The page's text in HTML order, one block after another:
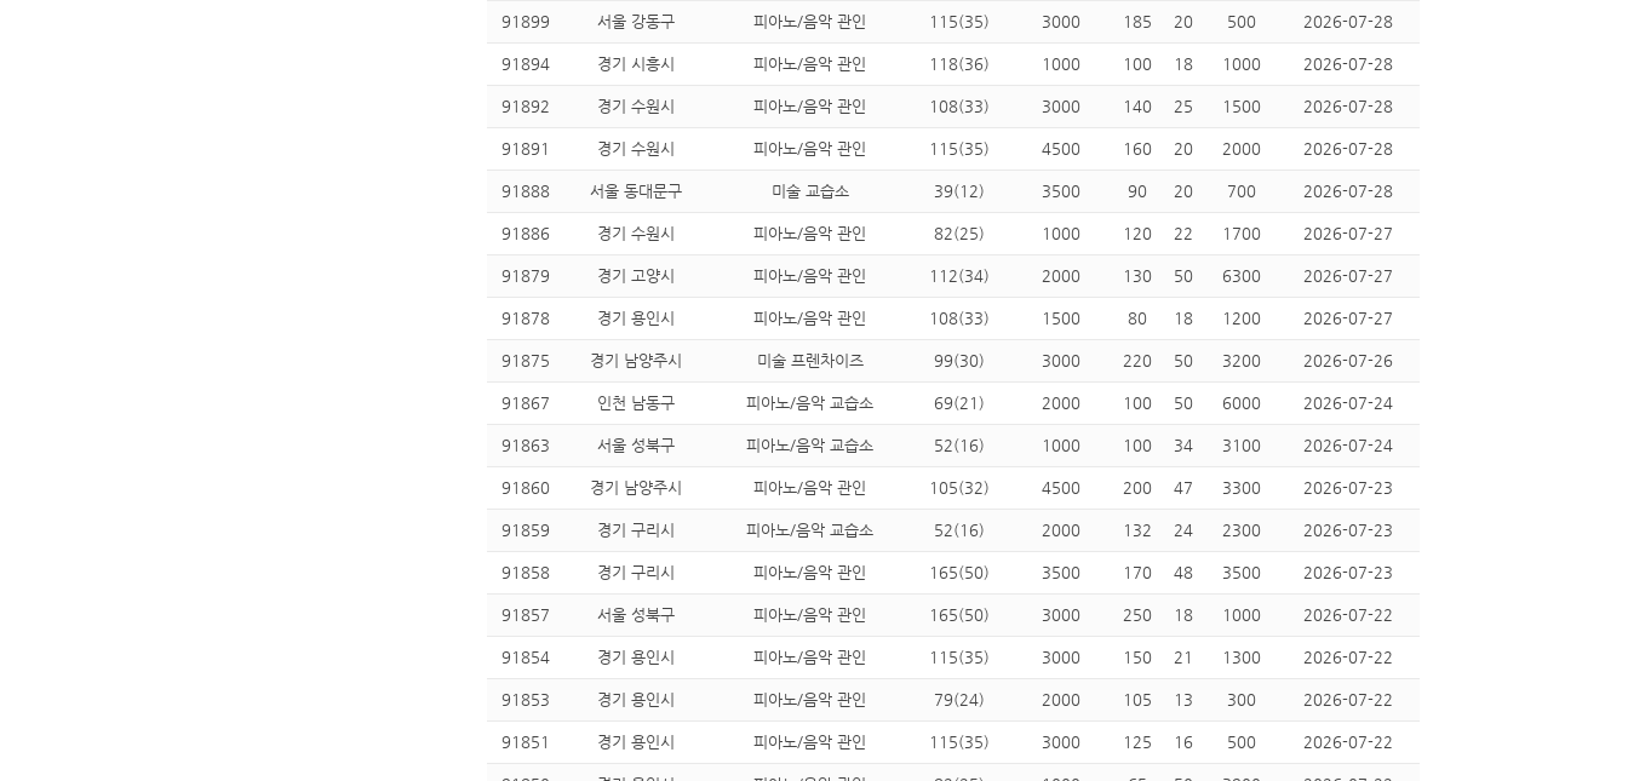
91899 서울 강동구 피아노/음악 관인 115(35) 3000 185 20 500 2026-07-28
91894 경기 시흥시 피아노/음악 관인 118(36) 1000 100 18 1000 2026-07-28
91892 경기 수원시 피아노/음악 관인 108(33) 3000 140 25 1500 2026-07-28
91891 경기 수원시 피아노/음악 관인 115(35) 4500 160 20 2000 2026-07-28
91888 서울 동대문구 미술 교습소 39(12) 3500 90 20 700 2026-07-28
91886 경기 수원시 피아노/음악 관인 82(25) 1000 120 22 1700 2026-07-27
91879 경기 고양시 피아노/음악 관인 112(34) 2000 130 50 6300 2026-07-27
91878 경기 용인시 피아노/음악 관인 108(33) 1500 80 18 1200 2026-07-27
91875 경기 남양주시 미술 프렌차이즈 99(30) 3000 220 50 3200 2026-07-26
91867 인천 남동구 피아노/음악 교습소 69(21) 2000 100 50 6000 2026-07-24
91863 서울 성북구 피아노/음악 교습소 52(16) 1000 100 34 3100 2026-07-24
91860 경기 남양주시 피아노/음악 관인 105(32) 4500 200 47 3300 2026-07-23
91859 경기 구리시 피아노/음악 교습소 52(16) 2000 132 24 2300 2026-07-23
91858 경기 구리시 피아노/음악 관인 165(50) 3500 170 48 3500 2026-07-23
91857 서울 성북구 피아노/음악 관인 165(50) 3000 250 18 1000 2026-07-22
91854 경기 용인시 피아노/음악 관인 115(35) 3000 150 21 1300 2026-07-22
91853 경기 용인시 피아노/음악 관인 79(24) 2000 105 13 300 2026-07-22
91851 경기 용인시 피아노/음악 관인 115(35) 3000 125 16 500 2026-07-22